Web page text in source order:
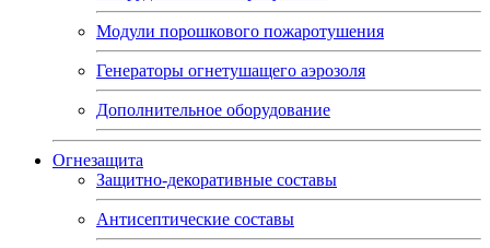
Модули порошкового пожаротушения
Генераторы огнетушащего аэрозоля
Дополнительное оборудование
Огнезащита
Защитно-декоративные составы
Антисептические составы